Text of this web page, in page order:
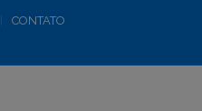
CONTATO